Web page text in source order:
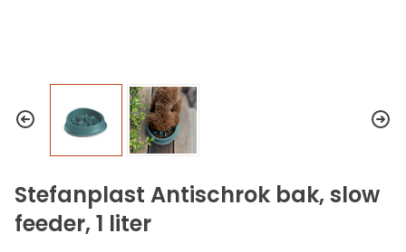
Stefanplast Antischrok bak, slow
feeder, 1 liter